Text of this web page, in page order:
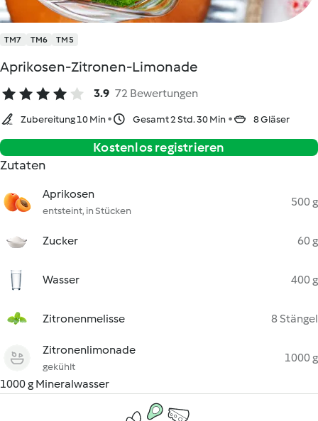
TM7 TM6 TM5
Aprikosen-Zitronen-Limonade
3.9 72 Bewertungen
Zubereitung 10 Min Gesamt 2 Std. 30 Min 8 Gläser
Kostenlos registrieren
Zutaten
Aprikosen
entsteint, in Stücken
500 g
Zucker 60 g
Wasser 400 g
Zitronenmelisse 8 Stängel
Zitronenlimonade
gekühlt
1000 g
1000 g Mineralwasser